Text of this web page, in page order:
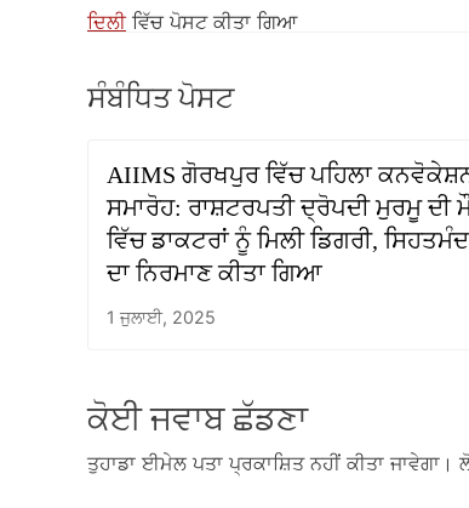
ਦਿਲੀਵਿੱਚ ਪੋਸਟ ਕੀਤਾ ਗਿਆ
ਸੰਬੰਧਿਤ ਪੋਸਟ
AIIMS ਗੋਰਖਪੁਰ ਵਿੱਚ ਪਹਿਲਾ
ਸਮਾਰੋਹ: ਰਾਸ਼ਟਰਪਤੀ ਦ੍ਰੋਪਦੀ ਮੁਰਮੂ ਦੀ
ਵਿੱਚ ਡਾਕਟਰਾਂ ਨੂੰ ਮਿਲੀ ਡਿਗਰੀ,
ਦਾ ਨਿਰਮਾਣ ਕੀਤਾ ਗਿਆ
1 ਜੁਲਾਈ, 2025
ਕੋਈ ਜਵਾਬ ਛੱਡਣਾ
ਤੁਹਾਡਾ ਈਮੇਲ ਪਤਾ ਪ੍ਰਕਾਸ਼ਿਤ ਨਹੀਂ ਕੀਤਾ ਜਾਵੇਗਾ।